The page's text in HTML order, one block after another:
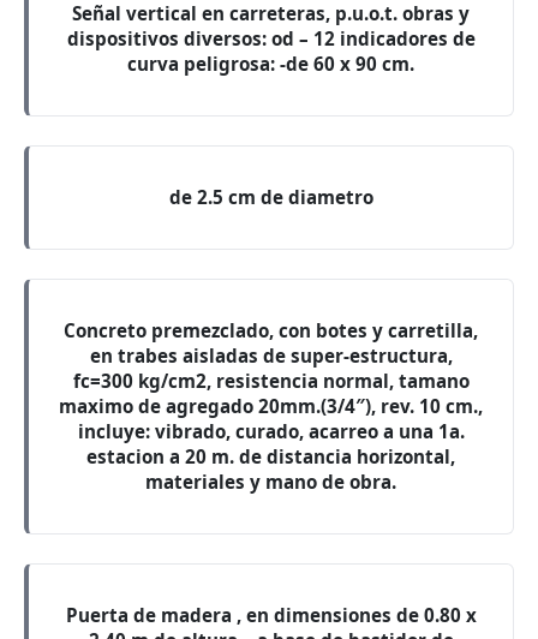
Señal vertical en carreteras, p.u.o.t. obras y
dispositivos diversos: od – 12 indicadores de
curva peligrosa: -de 60 x 90 cm.
de 2.5 cm de diametro
Concreto premezclado, con botes y carretilla,
en trabes aisladas de super-estructura,
fc=300 kg/cm2, resistencia normal, tamano
maximo de agregado 20mm.(3/4″), rev. 10 cm.,
incluye: vibrado, curado, acarreo a una 1a.
estacion a 20 m. de distancia horizontal,
materiales y mano de obra.
Puerta de madera , en dimensiones de 0.80 x